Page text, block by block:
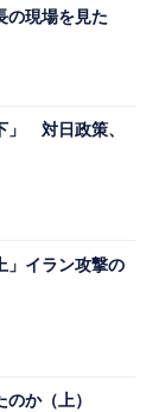
の現場を見た
」 対日政策、
」イラン攻撃の
か（上）